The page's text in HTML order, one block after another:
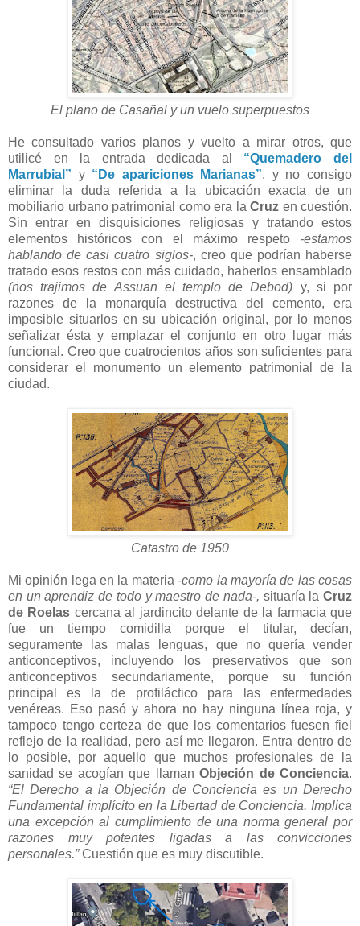
El plano de Casañal y un vuelo superpuestos
He consultado varios planos y vuelto a mirar otros, que
utilicé en la entrada dedicada al “Quemadero del
Marrubial” y “De apariciones Marianas”, y no consigo
eliminar la duda referida a la ubicación exacta de un
mobiliario urbano patrimonial como era la Cruz en cuestión.
Sin entrar en disquisiciones religiosas y tratando estos
elementos históricos con el máximo respeto -estamos
hablando de casi cuatro siglos-, creo que podrían haberse
tratado esos restos con más cuidado, haberlos ensamblado
(nos trajimos de Assuan el templo de Debod) y, si por
razones de la monarquía destructiva del cemento, era
imposible situarlos en su ubicación original, por lo menos
señalizar ésta y emplazar el conjunto en otro lugar más
funcional. Creo que cuatrocientos años son suficientes para
considerar el monumento un elemento patrimonial de la
ciudad.
Catastro de 1950
Mi opinión lega en la materia -como la mayoría de las cosas
en un aprendiz de todo y maestro de nada-, situaría laCruz
de Roelas cercana al jardincito delante de la farmacia que
fue un tiempo comidilla porque el titular, decían,
seguramente las malas lenguas, que no quería vender
anticonceptivos, incluyendo los preservativos que son
anticonceptivos secundariamente, porque su función
principal es la de profiláctico para las enfermedades
venéreas. Eso pasó y ahora no hay ninguna línea roja, y
tampoco tengo certeza de que los comentarios fuesen fiel
reflejo de la realidad, pero así me llegaron. Entra dentro de
lo posible, por aquello que muchos profesionales de la
sanidad se acogían que llamanObjeción de Conciencia.
“El Derecho a la Objeción de Conciencia es un Derecho
Fundamental implícito en la Libertad de Conciencia. Implica
una excepción al cumplimiento de una norma general por
razones muy potentes ligadas a las convicciones
personales.”Cuestión que es muy discutible.